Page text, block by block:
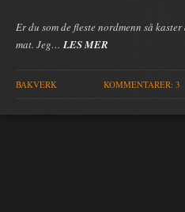
Er du som de fleste nordmenn så
mat. Jeg… LES MER
BAKVERK KOMMENTARER: 3